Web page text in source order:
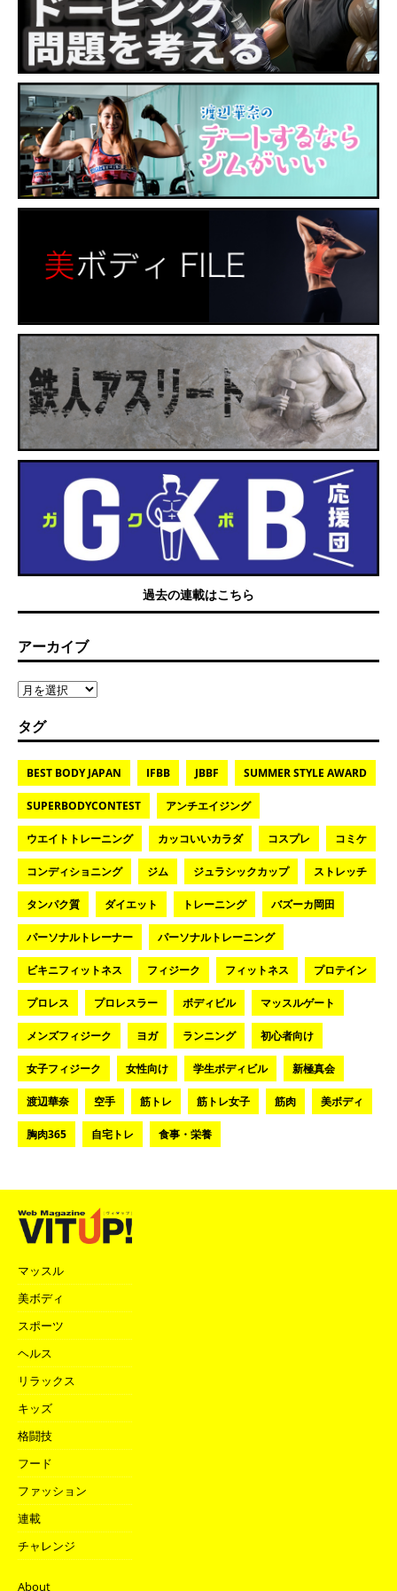
過去の連載はこちら
アーカイブ
タグ
BEST BODY JAPAN IFBB JBBF SUMMER STYLE AWARD
SUPERBODYCONTEST アンチエイジング
ウエイトトレーニング カッコいいカラダ コスプレ コミケ
コンディショニング ジム ジュラシックカップ ストレッチ
タンパク質 ダイエット トレーニング バズーカ岡田
パーソナルトレーナー パーソナルトレーニング
ビキニフィットネス フィジーク フィットネス プロテイン
プロレス プロレスラー ボディビル マッスルゲート
メンズフィジーク ヨガ ランニング 初心者向け
女子フィジーク 女性向け 学生ボディビル 新極真会
渡辺華奈 空手 筋トレ 筋トレ女子 筋肉 美ボディ
胸肉365 自宅トレ 食事・栄養
マッスル
美ボディ
スポーツ
ヘルス
リラックス
キッズ
格闘技
フード
ファッション
連載
チャレンジ
About